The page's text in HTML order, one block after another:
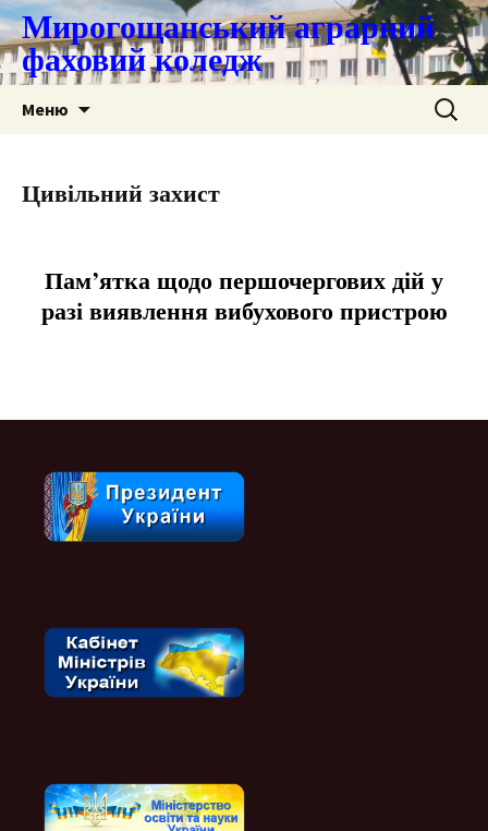
Мирогощанський аграрний
фаховий коледж
Меню Пошук:
Цивільний захист
Пам’ятка щодо першочергових дій у
разі виявлення вибухового пристрою